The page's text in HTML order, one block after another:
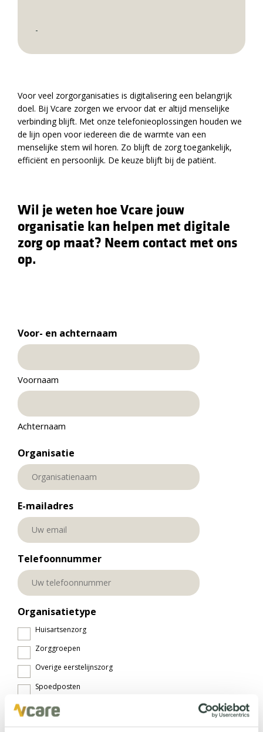
-
Voor veel zorgorganisaties is digitalisering een belangrijk
doel. Bij Vcare zorgen we ervoor dat er altijd menselijke
verbinding blijft. Met onze telefonieoplossingen houden we
de lijn open voor iedereen die de warmte van een
menselijke stem wil horen. Zo blijft de zorg toegankelijk,
efficiënt en persoonlijk. De keuze blijft bij de patiënt.
Wil je weten hoe Vcare jouw
organisatie kan helpen met digitale
zorg op maat? Neem contact met ons
op.
Voor- en achternaam
Voornaam
Achternaam
Organisatie
E-mailadres
Telefoonnummer
Organisatietype
Huisartsenzorg
Zorggroepen
Overige eerstelijnszorg
Spoedposten
VVT